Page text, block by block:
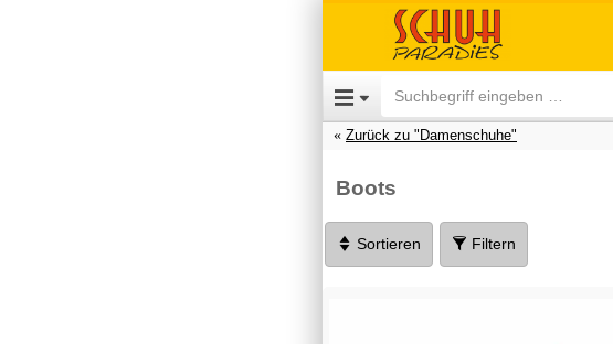
Zurück zu "Damenschuhe"
Boots
Sortieren Filtern